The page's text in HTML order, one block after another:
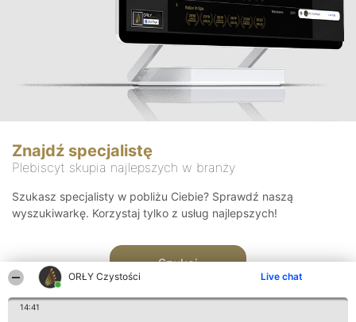
ORŁY Czystości Live chat
14:41
Znajdź specjalistę
Plebiscyt skupia najlepszych w branży
Szukasz specjalisty w pobliżu Ciebie? Sprawdź naszą
wyszukiwarkę. Korzystaj tylko z usług najlepszych!
Szukaj